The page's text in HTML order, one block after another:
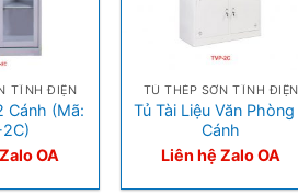
TĨNH ĐIỆN
Cánh (Mã:
OA
TỦ THÉP SƠN TĨNH ĐIỆN
Tủ Tài Liệu Văn
Cánh
Liên hệ Zalo OA